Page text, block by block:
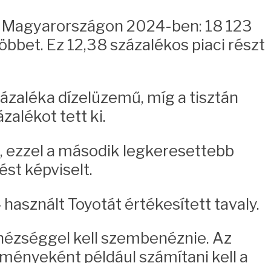
2024-ben: 18 123
Ez 12,38 százalékos piaci részt
dízelüzemű, míg a tisztán
tett ki.
ezzel a második legkeresettebb
képviselt.
Toyotát értékesített tavaly.
kell szembenéznie. Az
például számítani kell a